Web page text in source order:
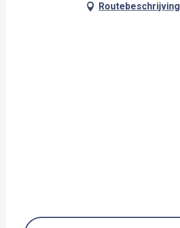
Routebeschrijving